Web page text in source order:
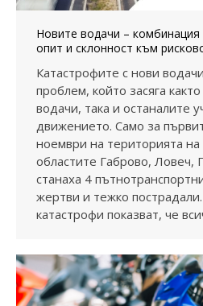
Новите водачи –
опит и склонност към
Катастрофите с нови
проблем, който засяга
водачи, така и останалите
движението. Само за
ноември на територията на
областите Габрово, Ловеч,
станаха 4
жертви и тежко
катастрофи показват, че